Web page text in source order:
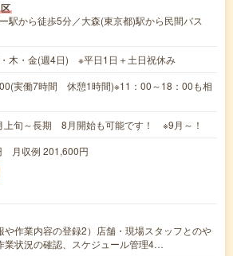
駅から徒歩5分／大森(東京都)駅から民間バス
木・金(週4日) ※平日1日＋土日祝休み
実働7時間 休憩1時間)※11：00～18：00も相
上旬～長期 8月開始も可能です！ ※9月～！
月収例 201,600円
や作業内容の登録2）店舗・現場スタッフとのや
業状況の確認、スケジュール管理4…